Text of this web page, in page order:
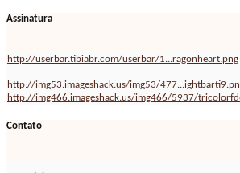
Assinatura
http://userbar.tibiabr.com/userbar/1...ragonheart.png
http://img53.imageshack.us/img53/
http://img466.imageshack.us/img466/5937/
Contato